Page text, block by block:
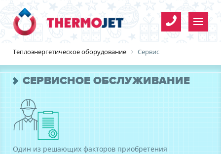
Теплоэнергетическое оборудование Сервис
СЕРВИСНОЕ ОБСЛУЖИВАНИЕ
Один из решающих факторов приобретения
Организация
Имя *